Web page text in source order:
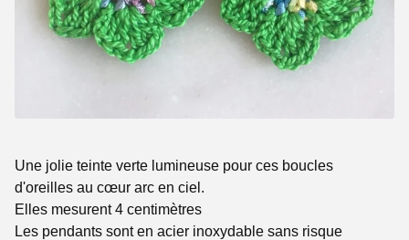
Une jolie teinte verte lumineuse pour ces boucles
d'oreilles au cœur arc en ciel.
Elles mesurent 4 centimètres
Les pendants sont en acier inoxydable sans risque